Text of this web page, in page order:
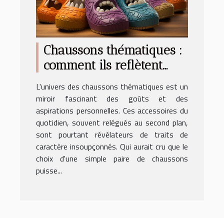
Chaussons thématiques :
comment ils reflètent
votre personnalité
L'univers des chaussons thématiques est un
miroir fascinant des goûts et des
aspirations personnelles. Ces accessoires du
quotidien, souvent relégués au second plan,
sont pourtant révélateurs de traits de
caractère insoupçonnés. Qui aurait cru que le
choix d'une simple paire de chaussons
puisse...